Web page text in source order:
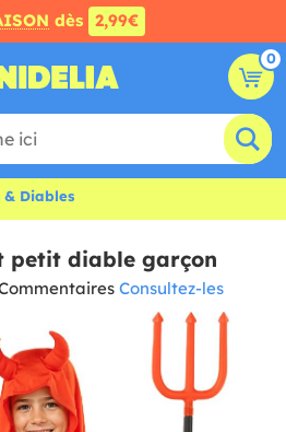
dès 2,99€
0
& Diables
petit diable garçon
Consultez-les